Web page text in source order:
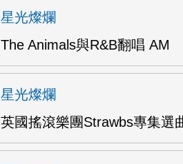
星光燦爛
The Animals與R&B翻唱 AM
星光燦爛
英國搖滾樂團Strawbs專集選